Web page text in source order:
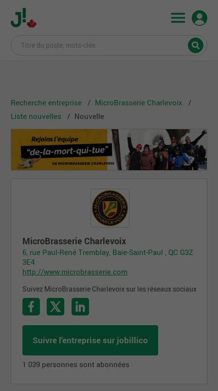
Recherche entreprise
MicroBrasserie Charlevoix
Liste nouvelles
Nouvelle
MicroBrasserie Charlevoix
6, rue Paul-René Tremblay, Baie-Saint-Paul , QC G3Z
3E4
http://www.microbrasserie.com
Suivez MicroBrasserie Charlevoix sur les réseaux sociaux
Suivre l'entreprise sur jobillico
1 039 personnes sont abonnées